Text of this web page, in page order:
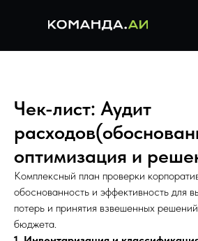
Чек-лист: Аудит
оптимизация и
Комплексный план проверки
обоснованность и эффективность для
потерь и принятия взвешенных
бюджета.